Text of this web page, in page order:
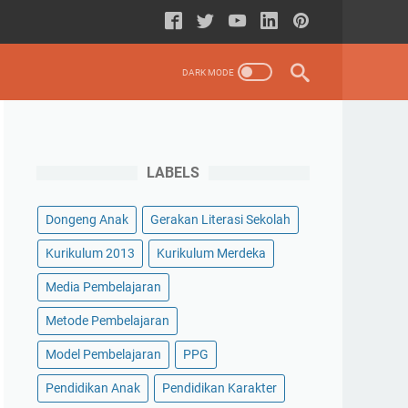
LABELS
Dongeng Anak Gerakan Literasi Sekolah
Kurikulum 2013 Kurikulum Merdeka
Media Pembelajaran
Metode Pembelajaran
Model Pembelajaran PPG
Pendidikan Anak Pendidikan Karakter